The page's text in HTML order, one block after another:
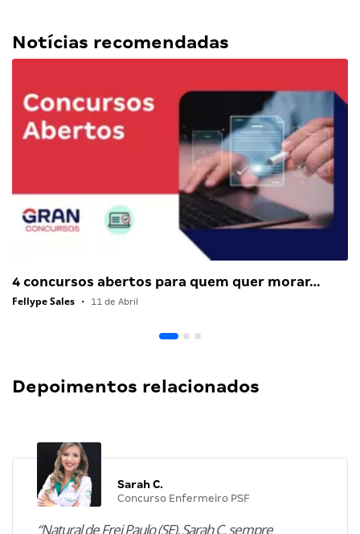
Notícias recomendadas
4 concursos abertos para quem quer morar…
Fellype Sales • 11 de Abril
Depoimentos relacionados
Sarah C.
Concurso Enfermeiro PSF
“Natural de Frei Paulo (SE), Sarah C. sempre